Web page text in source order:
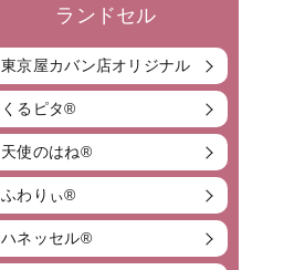
ランドセル
東京屋カバン店オリジナル
くるピタ®
天使のはね®
ふわりぃ®
ハネッセル®